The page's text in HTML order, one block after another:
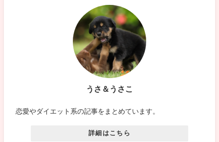
うさ＆うさこ
恋愛やダイエット系の記事をまとめています。
詳細はこちら